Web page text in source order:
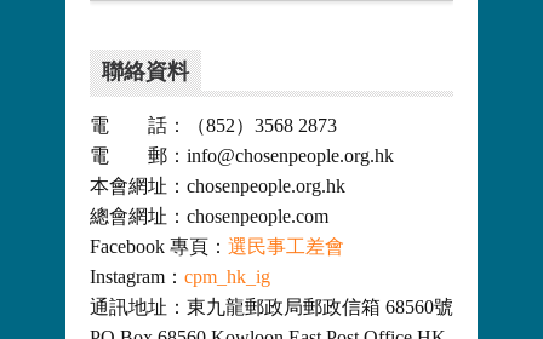
聯絡資料
電 話：（852）3568 2873
電 郵：info@chosenpeople.org.hk
本會網址：chosenpeople.org.hk
總會網址：chosenpeople.com
Facebook 專頁： 選民事工差會
Instagram： cpm_hk_ig
通訊地址：東九龍郵政局郵政信箱 68560號